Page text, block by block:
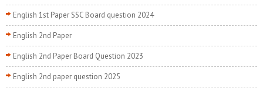
English 1st Paper SSC Board question 2024
English 2nd Paper
English 2nd Paper Board Question 2023
English 2nd paper question 2025